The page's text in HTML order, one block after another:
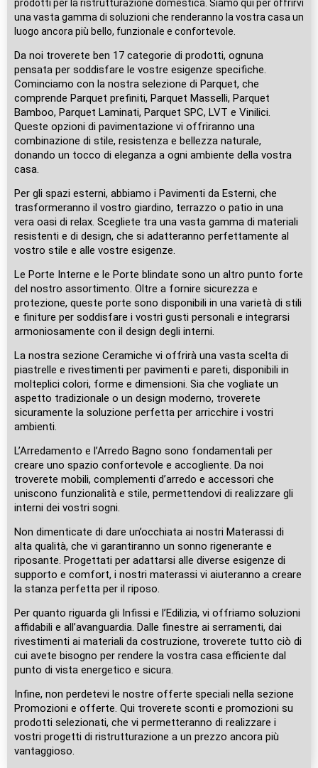
prodotti per la ristrutturazione domestica. Siamo qui per offrirvi
una vasta gamma di soluzioni che renderanno la vostra casa un
luogo ancora più bello, funzionale e confortevole.
Da noi troverete ben 17 categorie di prodotti, ognuna
pensata per soddisfare le vostre esigenze specifiche.
Cominciamo con la nostra selezione di Parquet, che
comprende Parquet prefiniti, Parquet Masselli, Parquet
Bamboo, Parquet Laminati, Parquet SPC, LVT e Vinilici.
Queste opzioni di pavimentazione vi offriranno una
combinazione di stile, resistenza e bellezza naturale,
donando un tocco di eleganza a ogni ambiente della vostra
casa.
Per gli spazi esterni, abbiamo i Pavimenti da Esterni, che
trasformeranno il vostro giardino, terrazzo o patio in una
vera oasi di relax. Scegliete tra una vasta gamma di materiali
resistenti e di design, che si adatteranno perfettamente al
vostro stile e alle vostre esigenze.
Le Porte Interne e le Porte blindate sono un altro punto forte
del nostro assortimento. Oltre a fornire sicurezza e
protezione, queste porte sono disponibili in una varietà di stili
e finiture per soddisfare i vostri gusti personali e integrarsi
armoniosamente con il design degli interni.
La nostra sezione Ceramiche vi offrirà una vasta scelta di
piastrelle e rivestimenti per pavimenti e pareti, disponibili in
molteplici colori, forme e dimensioni. Sia che vogliate un
aspetto tradizionale o un design moderno, troverete
sicuramente la soluzione perfetta per arricchire i vostri
ambienti.
L’Arredamento e l’Arredo Bagno sono fondamentali per
creare uno spazio confortevole e accogliente. Da noi
troverete mobili, complementi d’arredo e accessori che
uniscono funzionalità e stile, permettendovi di realizzare gli
interni dei vostri sogni.
Non dimenticate di dare un’occhiata ai nostri Materassi di
alta qualità, che vi garantiranno un sonno rigenerante e
riposante. Progettati per adattarsi alle diverse esigenze di
supporto e comfort, i nostri materassi vi aiuteranno a creare
la stanza perfetta per il riposo.
Per quanto riguarda gli Infissi e l’Edilizia, vi offriamo soluzioni
affidabili e all’avanguardia. Dalle finestre ai serramenti, dai
rivestimenti ai materiali da costruzione, troverete tutto ciò di
cui avete bisogno per rendere la vostra casa efficiente dal
punto di vista energetico e sicura.
Infine, non perdetevi le nostre offerte speciali nella sezione
Promozioni e offerte. Qui troverete sconti e promozioni su
prodotti selezionati, che vi permetteranno di realizzare i
vostri progetti di ristrutturazione a un prezzo ancora più
vantaggioso.